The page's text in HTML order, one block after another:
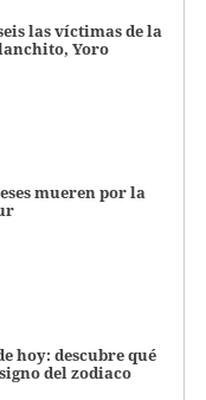
las víctimas de la
Yoro
mueren por la
hoy: descubre qué
del zodiaco